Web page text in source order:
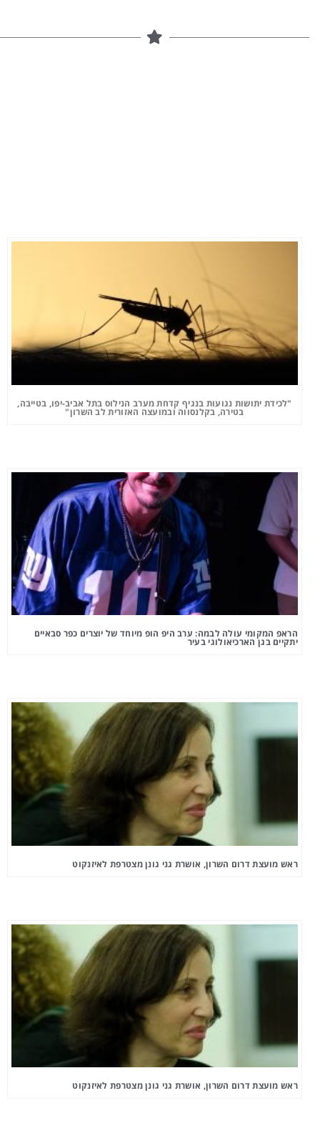
"לכידת יתושות נגועות בנגיף קדחת מערב הנילוס בתל אביב-יפו, בטייבה,
בטירה, בקלנסווה ובמועצה האזורית לב השרון"
הראפ המקומי עולה לבמה: ערב היפ הופ מיוחד של יוצרים כפר סבאיים
יתקיים בגן הארכיאולוגי בעיר
ראש מועצת דרום השרון, אושרת גני גונן מצטרפת לאיזנקוט
ראש מועצת דרום השרון, אושרת גני גונן מצטרפת לאיזנקוט